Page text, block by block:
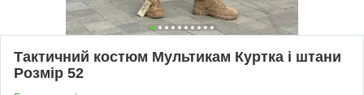
Тактичний костюм Мультикам Куртка і штани
Розмір 52